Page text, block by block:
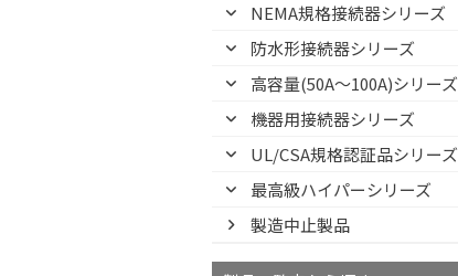
NEMA規格接続器シリーズ
防水形接続器シリーズ
高容量(50A～100A)シリーズ
機器用接続器シリーズ
UL/CSA規格認証品シリーズ
最高級ハイパーシリーズ
製造中止製品